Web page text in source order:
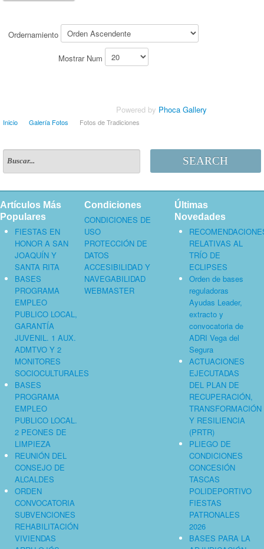
Ordernamiento
Mostrar Num
Powered by Phoca Gallery
Inicio Galería Fotos Fotos de Tradiciones
SEARCH
Artículos Más
Populares
FIESTAS EN
HONOR A SAN
JOAQUÍN Y
SANTA RITA
BASES
PROGRAMA
EMPLEO
PUBLICO LOCAL,
GARANTÍA
JUVENIL. 1 AUX.
ADMTVO Y 2
MONITORES
SOCIOCULTURALES
BASES
PROGRAMA
EMPLEO
PUBLICO LOCAL.
2 PEONES DE
LIMPIEZA
REUNIÓN DEL
CONSEJO DE
ALCALDES
ORDEN
CONVOCATORIA
SUBVENCIONES
REHABILITACIÓN
VIVIENDAS
Condiciones
CONDICIONES DE
USO
PROTECCIÓN DE
DATOS
ACCESIBILIDAD Y
NAVEGABILIDAD
WEBMASTER
Últimas
Novedades
RELATIVAS AL
TRÍO DE
ECLIPSES
Orden de bases
reguladoras
Ayudas Leader,
extracto y
convocatoria de
ADRI Vega del
Segura
ACTUACIONES
EJECUTADAS
DEL PLAN DE
RECUPERACIÓN,
TRANSFORMACIÓN
Y RESILIENCIA
(PRTR)
PLIEGO DE
CONDICIONES
CONCESIÓN
TASCAS
POLIDEPORTIVO
FIESTAS
PATRONALES
2026
BASES PARA LA